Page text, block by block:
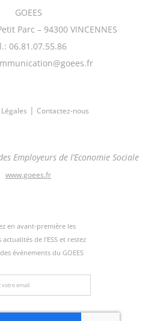
GOEES
Parc – 94300 VINCENNES
06.81.07.55.86
| Contactez-nous
Employeurs de l’Economie Sociale
www.goees.fr
en avant-première les
de l'ESS et restez
événements du GOEES